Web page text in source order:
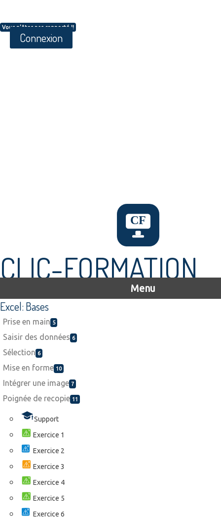
Vous n'êtes pas connecté !!
Connexion
CLIC-FORMATION
Menu
Excel: Bases
Prise en main 5
Saisir des données 6
Sélection 6
Mise en forme 10
Intégrer une image 7
Poignée de recopie 11
Support
Exercice 1
Exercice 2
Exercice 3
Exercice 4
Exercice 5
Exercice 6